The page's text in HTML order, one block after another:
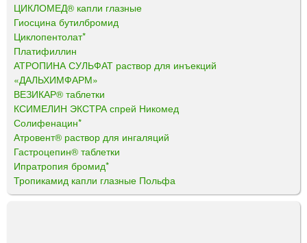
ЦИКЛОМЕД® капли глазные
Гиосцина бутилбромид
Циклопентолат*
Платифиллин
АТРОПИНА СУЛЬФАТ раствор для инъекций
«ДАЛЬХИМФАРМ»
ВЕЗИКАР® таблетки
КСИМЕЛИН ЭКСТРА спрей Никомед
Солифенацин*
Атровент® раствор для ингаляций
Гастроцепин® таблетки
Ипратропия бромид*
Тропикамид капли глазные Польфа